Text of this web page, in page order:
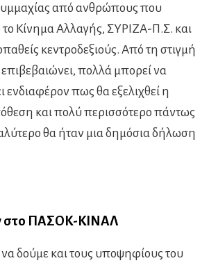
από ανθρώπους που
Κίνημα Αλλαγής, ΣΥΡΙΖΑ-Π.Σ. και
κεντροδεξιούς. Από τη στιγμή
επιβεβαιώνει, πολλά μπορεί να
ενδιαφέρον πως θα εξελιχθεί η
και πολύ περισσότερο πάντως
θα ήταν μια δημόσια δήλωση
στο ΠΑΣΟΚ-ΚΙΝΑΛ
να δούμε και τους υποψηφίους του